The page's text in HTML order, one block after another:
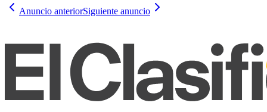
Anuncio anteriorSiguiente anuncio